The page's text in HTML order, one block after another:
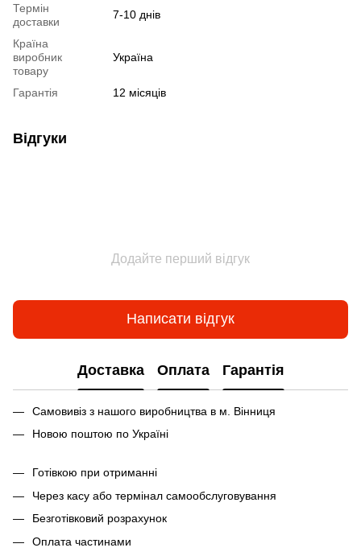
Термін
доставки
7-10 днів
Країна
виробник
товару
Україна
Гарантія 12 місяців
Відгуки
Додайте перший відгук
Написати відгук
Доставка Оплата Гарантія
Самовивіз з нашого виробництва в м. Вінниця
Новою поштою по Україні
Готівкою при отриманні
Через касу або термінал самообслуговування
Безготівковий розрахунок
Оплата частинами